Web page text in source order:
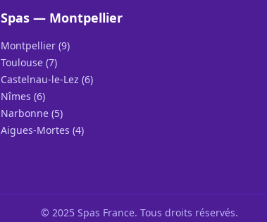
Spas — Montpellier
Montpellier (9)
Toulouse (7)
Castelnau-le-Lez (6)
Nîmes (6)
Narbonne (5)
Aigues-Mortes (4)
© 2025 Spas France. Tous droits réservés.